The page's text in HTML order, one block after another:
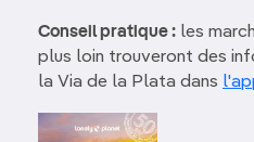
Conseil pratique : les
plus loin trouveront des
la Via de la Plata dans